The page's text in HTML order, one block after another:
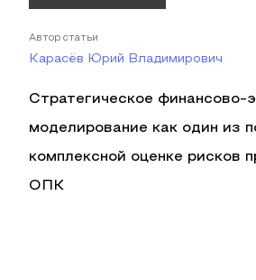
Автор статьи
Карасёв Юрий Владимирович
Стратегическое финансово-
моделирование как один из
комплексной оценке рисков
ОПК